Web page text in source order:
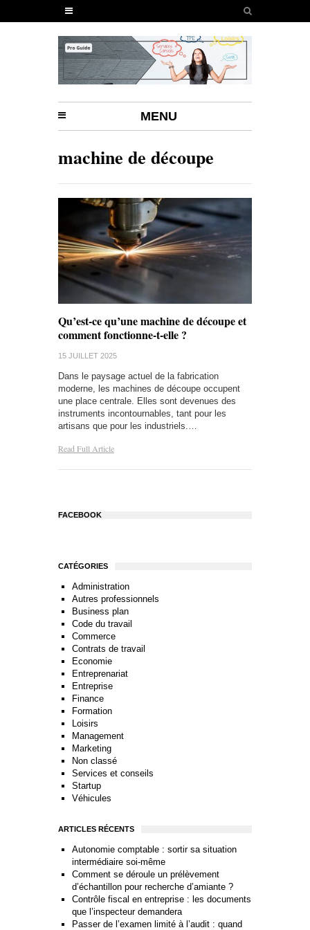
MENU
machine de découpe
Qu’est-ce qu’une machine de découpe et
comment fonctionne-t-elle ?
15 JUILLET 2025
Dans le paysage actuel de la fabrication
moderne, les machines de découpe occupent
une place centrale. Elles sont devenues des
instruments incontournables, tant pour les
artisans que pour les industriels.…
Read Full Article
FACEBOOK
CATÉGORIES
Administration
Autres professionnels
Business plan
Code du travail
Commerce
Contrats de travail
Economie
Entreprenariat
Entreprise
Finance
Formation
Loisirs
Management
Marketing
Non classé
Services et conseils
Startup
Véhicules
ARTICLES RÉCENTS
Autonomie comptable : sortir sa situation
intermédiaire soi-même
Comment se déroule un prélèvement
d’échantillon pour recherche d’amiante ?
Contrôle fiscal en entreprise : les documents
que l’inspecteur demandera
Passer de l’examen limité à l’audit : quand